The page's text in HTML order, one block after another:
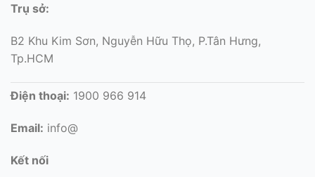
Trụ sở:
B2 Khu Kim Sơn, Nguyễn Hữu Thọ, P.Tân Hưng,
Tp.HCM
Điện thoại: 1900 966 914
Email: info@
Kết nối